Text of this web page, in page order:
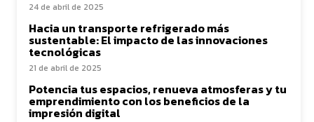
24 de abril de 2025
Hacia un transporte refrigerado más
sustentable: El impacto de las innovaciones
tecnológicas
21 de abril de 2025
Potencia tus espacios, renueva atmosferas y tu
emprendimiento con los beneficios de la
impresión digital